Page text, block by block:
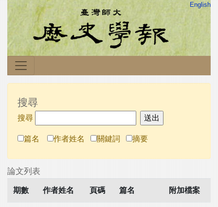
English
搜尋
搜尋
篇名 作者姓名 關鍵詞 摘要
論文列表
期數 作者姓名 頁碼 篇名 附加檔案